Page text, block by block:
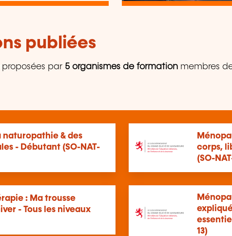
publiées
proposées par 5 organismes de formation membres
naturopathie & des
- Débutant (SO-NAT-
corps,
(SO-
: Ma trousse
- Tous les niveaux
13)